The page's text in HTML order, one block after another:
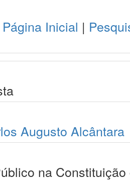
Página Inicial |
Augusto Alcântara
na